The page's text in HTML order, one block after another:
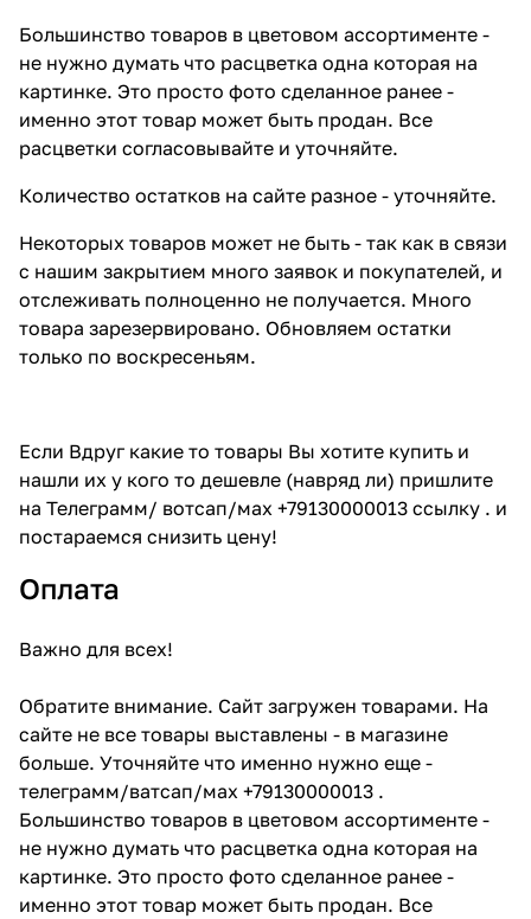
Большинство товаров в цветовом ассортименте -
не нужно думать что расцветка одна которая на
картинке. Это просто фото сделанное ранее -
именно этот товар может быть продан. Все
расцветки согласовывайте и уточняйте.
Количество остатков на сайте разное - уточняйте.
Некоторых товаров может не быть - так как в связи
с нашим закрытием много заявок и покупателей, и
отслеживать полноценно не получается. Много
товара зарезервировано. Обновляем остатки
только по воскресеньям.
Если Вдруг какие то товары Вы хотите купить и
нашли их у кого то дешевле (навряд ли) пришлите
на Телеграмм/ вотсап/мах +79130000013 ссылку . и
постараемся снизить цену!
Оплата
Важно для всех!
Обратите внимание. Сайт загружен товарами. На
сайте не все товары выставлены - в магазине
больше. Уточняйте что именно нужно еще -
телеграмм/ватсап/мах +79130000013 .
Большинство товаров в цветовом ассортименте -
не нужно думать что расцветка одна которая на
картинке. Это просто фото сделанное ранее -
именно этот товар может быть продан. Все